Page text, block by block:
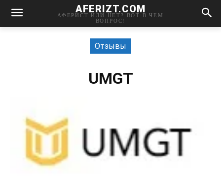
AFERIZT.COM
АФЕРИСТ ИЛИ НЕТ? ВОТ В ЧЕМ
ВОПРОС!
Отзывы
UMGT